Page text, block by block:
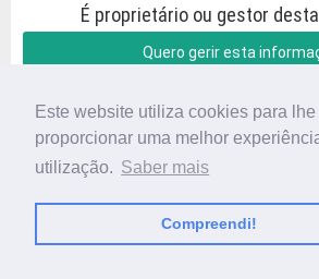
Este website utiliza cookies para lhe
proporcionar uma melhor
utilização. Saber mais
Compreendi!
É proprietário ou gestor
Quero gerir esta
POLÍTICA DE PRIVACIDADE